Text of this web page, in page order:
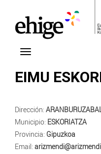
EIMU
Dirección:
Municipio: ESKORIATZA
Provincia: Gipuzkoa
Email: